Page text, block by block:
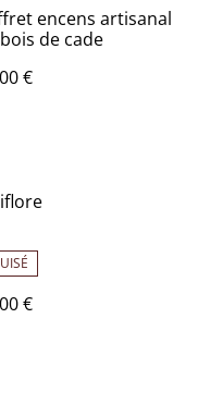
encens artisanal
de cade
€
€